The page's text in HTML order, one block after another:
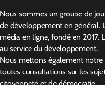
Nous sommes un groupe de
de développement en général.
média en ligne, fondé en 2017.
au service du développement.
Nous mettons également
toutes consultations sur les